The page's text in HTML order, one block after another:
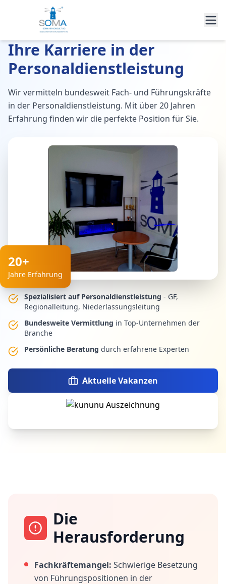
Ihre Karriere in der
Personaldienstleistung
Wir vermitteln bundesweit Fach- und Führungskräfte
in der Personaldienstleistung. Mit über 20 Jahren
Erfahrung finden wir die perfekte Position für Sie.
20+
Jahre Erfahrung
Spezialisiert auf Personaldienstleistung - GF,
Regionalleitung, Niederlassungsleitung
Bundesweite Vermittlung in Top-Unternehmen der
Branche
Persönliche Beratung durch erfahrene Experten
Aktuelle Vakanzen
Die
Herausforderung
Fachkräftemangel: Schwierige Besetzung
von Führungspositionen in der